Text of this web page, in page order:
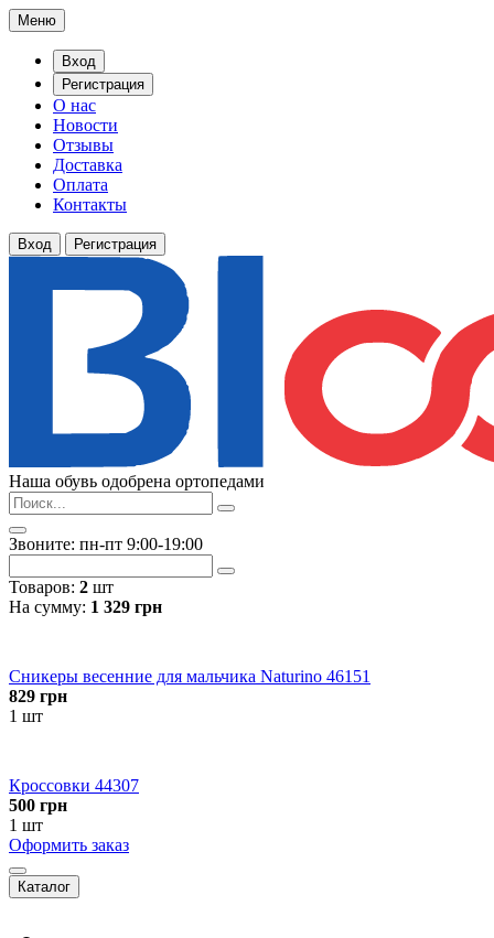
Меню
Вход
Регистрация
О нас
Новости
Отзывы
Доставка
Оплата
Контакты
Вход Регистрация
Наша обувь одобрена ортопедами
Звоните: пн-пт 9:00-19:00
Товаров: 2 шт
На сумму: 1 329 грн
Сникеры весенние для мальчика Naturino 46151
829 грн
1 шт
Кроссовки 44307
500 грн
1 шт
Оформить заказ
Каталог